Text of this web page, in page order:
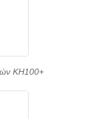
KH100+